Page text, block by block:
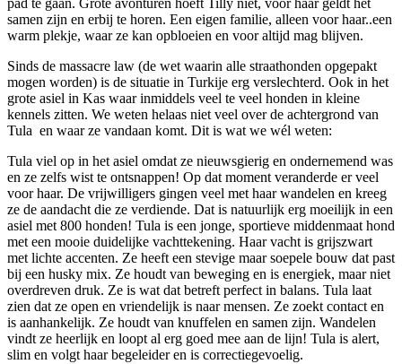
pad te gaan. Grote avonturen hoeft Tilly niet, voor haar geldt het
samen zijn en erbij te horen. Een eigen familie, alleen voor haar..een
warm plekje, waar ze kan opbloeien en voor altijd mag blijven.
Sinds de massacre law (de wet waarin alle straathonden opgepakt
mogen worden) is de situatie in Turkije erg verslechterd. Ook in het
grote asiel in Kas waar inmiddels veel te veel honden in kleine
kennels zitten. We weten helaas niet veel over de achtergrond van
Tula en waar ze vandaan komt. Dit is wat we wél weten:
Tula viel op in het asiel omdat ze nieuwsgierig en ondernemend was
en ze zelfs wist te ontsnappen! Op dat moment veranderde er veel
voor haar. De vrijwilligers gingen veel met haar wandelen en kreeg
ze de aandacht die ze verdiende. Dat is natuurlijk erg moeilijk in een
asiel met 800 honden! Tula is een jonge, sportieve middenmaat hond
met een mooie duidelijke vachttekening. Haar vacht is grijszwart
met lichte accenten. Ze heeft een stevige maar soepele bouw dat past
bij een husky mix. Ze houdt van beweging en is energiek, maar niet
overdreven druk. Ze is wat dat betreft perfect in balans. Tula laat
zien dat ze open en vriendelijk is naar mensen. Ze zoekt contact en
is aanhankelijk. Ze houdt van knuffelen en samen zijn. Wandelen
vindt ze heerlijk en loopt al erg goed mee aan de lijn! Tula is alert,
slim en volgt haar begeleider en is correctiegevoelig.